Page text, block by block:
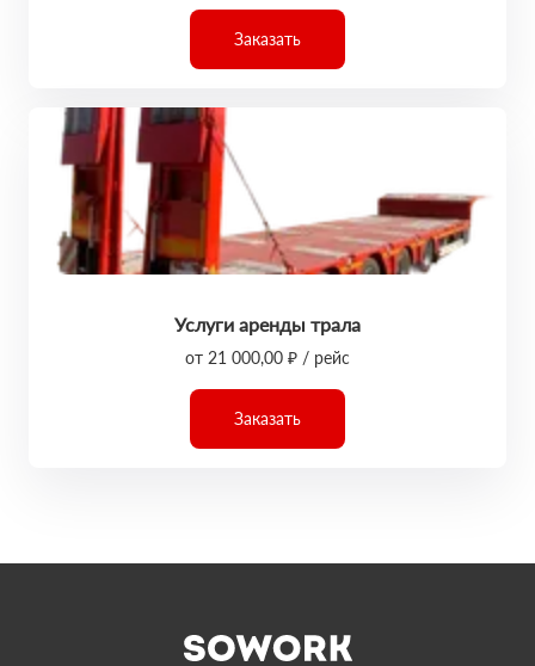
Заказать
Услуги аренды трала
от 21 000,00 ₽ / рейс
Заказать